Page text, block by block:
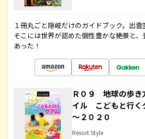
１冊丸ごと隠岐だけのガイドブック。出雲
そこには世界が認めた個性豊かな絶景と
あった！
Ｒ０９ 地球の歩
イル こどもと行
～２０２０
Resort Style